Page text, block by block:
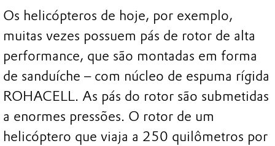
Os helicópteros de hoje, por exemplo,
muitas vezes possuem pás de rotor de alta
performance, que são montadas em forma
de sanduíche – com núcleo de espuma rígida
ROHACELL. As pás do rotor são submetidas
a enormes pressões. O rotor de um
helicóptero que viaja a 250 quilômetros por